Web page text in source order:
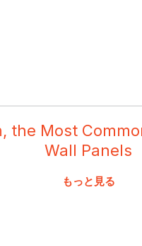
the Most
Wall Panels
もっと見る